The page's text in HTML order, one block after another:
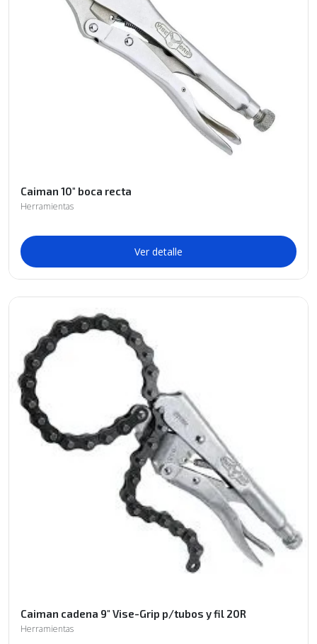
Caiman 10" boca recta
Herramientas
Ver detalle
Caiman cadena 9" Vise-Grip p/tubos y fil 20R
Herramientas